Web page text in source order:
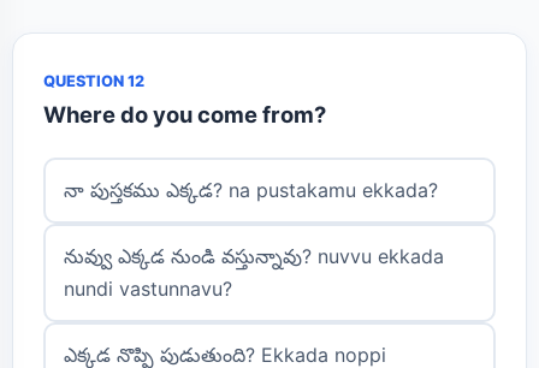
QUESTION 12
Where do you come from?
నా పుస్తకము ఎక్కడ? na pustakamu ekkada?
నువ్వు ఎక్కడ నుండి వస్తున్నావు? nuvvu ekkada
nundi vastunnavu?
ఎక్కడ నొప్పి పుడుతుంది? Ekkada noppi